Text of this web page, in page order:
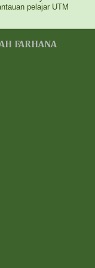
Ibu Wafiq ®
ago
ASHAARI
dan manfaat Kakao
kanak kanak dan kaki
!
ago
PRN Johor 2026 |
Mana Nak Tengok
Terkini?
ago
TAKKAN PERNAH
ago
รєђ ๔คℓเค ค๔єℓเค ♥
pelajar UTM
FARHANA